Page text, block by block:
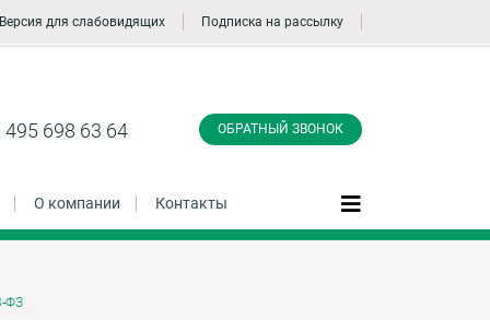
Версия для слабовидящих Подписка на рассылку
495 698 63 64 ОБРАТНЫЙ ЗВОНОК
О компании Контакты
ФЗ
звонок